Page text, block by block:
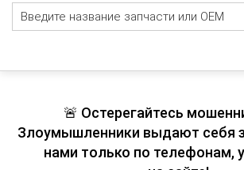
🚨 Остерегайтесь
Злоумышленники выдают себя
нами только по телефонам,